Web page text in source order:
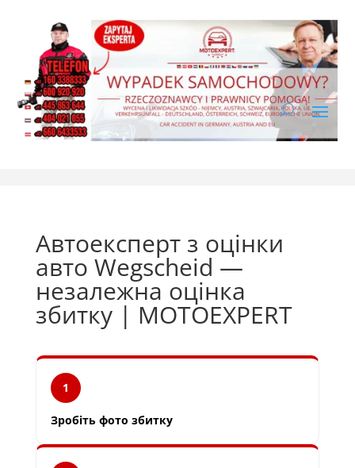
Автоексперт з оцінки
авто Wegscheid —
незалежна оцінка
збитку | MOTOEXPERT
1
Зробіть фото збитку